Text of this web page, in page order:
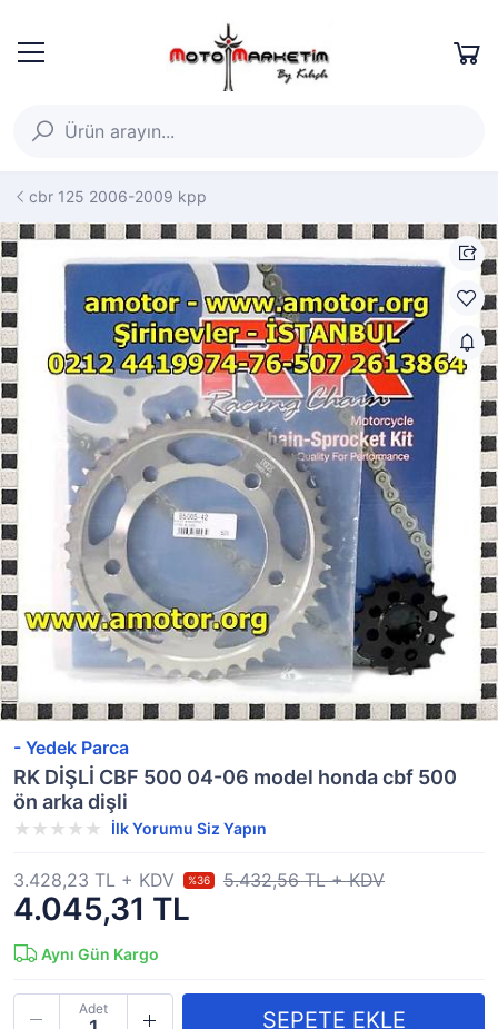
cbr 125 2006-2009 kpp
- Yedek Parca
RK DİŞLİ CBF 500 04-06 model honda cbf 500
ön arka dişli
İlk Yorumu Siz Yapın
4.045,31 TL
3.428,23 TL + KDV %36 5.432,56 TL + KDV
Aynı Gün Kargo
Adet